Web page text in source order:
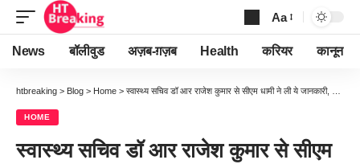
Font
Resizer
Aa
News बॉलीवुड अज़ब-ग़ज़ब Health करियर कानून
htbreaking > Blog > Home > स्वास्थ्य सचिव डॉ आर राजेश कुमार से सीएम धामी ने ली ये जानकारी, दिए ये निर्देश…
HOME
स्वास्थ्य सचिव डॉ आर राजेश कुमार से सीएम